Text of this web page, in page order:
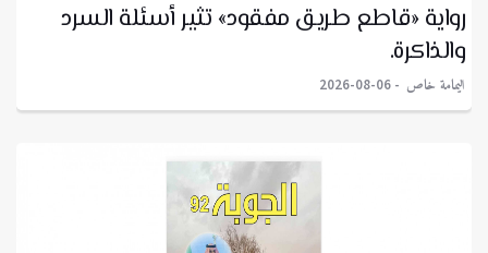
رواية «قاطع طريق مفقود» تثير أسئلة السرد
والذاكرة.
اليمامة خاص 2026-08-06